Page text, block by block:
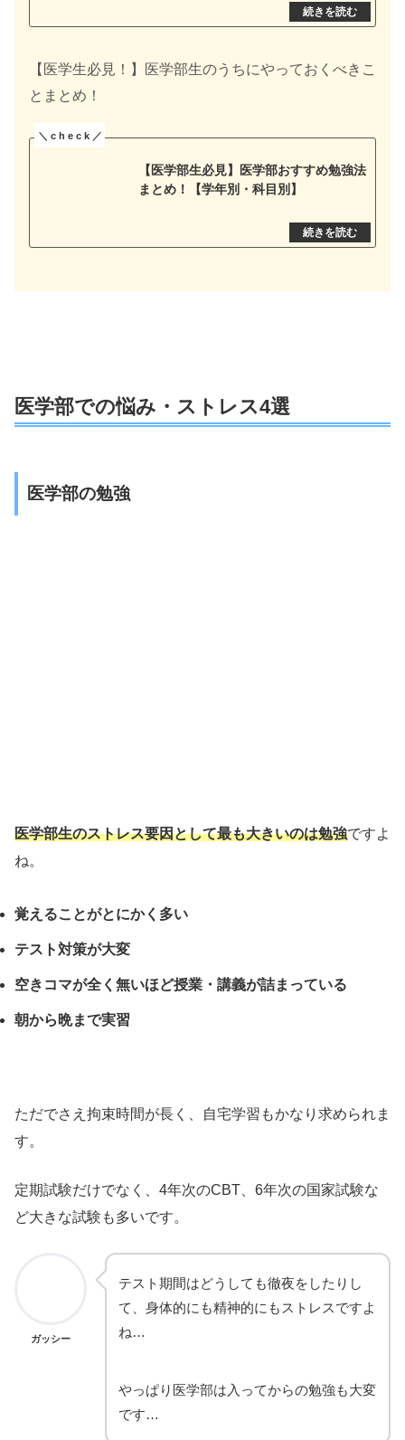
【医学生必見！】医学部生のうちにやっておくべきこ
とまとめ！
【医学部生必見】医学部おすすめ勉強法
まとめ！【学年別・科目別】
医学部での悩み・ストレス4選
医学部の勉強
医学部生のストレス要因として最も大きいのは勉強ですよ
ね。
覚えることがとにかく多い
テスト対策が大変
空きコマが全く無いほど授業・講義が詰まっている
朝から晩まで実習
ただでさえ拘束時間が長く、自宅学習もかなり求められま
す。
定期試験だけでなく、4年次のCBT、6年次の国家試験な
ど大きな試験も多いです。
ガッシー
テスト期間はどうしても徹夜をしたりし
て、身体的にも精神的にもストレスですよ
ね…
やっぱり医学部は入ってからの勉強も大変
です…